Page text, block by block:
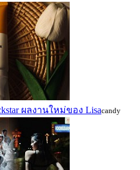
ผลงานใหม่ของ Lisacandy